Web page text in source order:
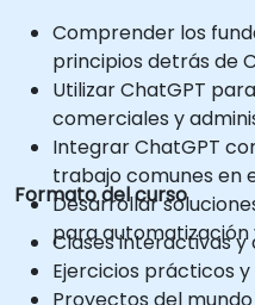
Comprender los
principios detrás de
Utilizar ChatGPT
comerciales y
Integrar ChatGPT
trabajo comunes en
Desarrollar
para automatización
Formato del curso
Clases interactivas y
Ejercicios prácticos